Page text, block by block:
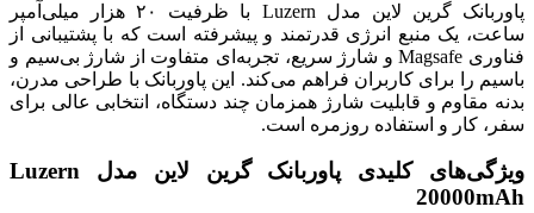
پاوربانک گرین لاین مدل Luzern با ظرفیت ۲۰ هزار میلی‌آمپر
ساعت، یک منبع انرژی قدرتمند و پیشرفته است که با پشتیبانی از
فناوری Magsafe و شارژ سریع، تجربه‌ای متفاوت از شارژ بی‌سیم و
باسیم را برای کاربران فراهم می‌کند. این پاوربانک با طراحی مدرن،
بدنه مقاوم و قابلیت شارژ همزمان چند دستگاه، انتخابی عالی برای
سفر، کار و استفاده روزمره است.
ویژگی‌های کلیدی پاوربانک گرین لاین مدل Luzern
20000mAh